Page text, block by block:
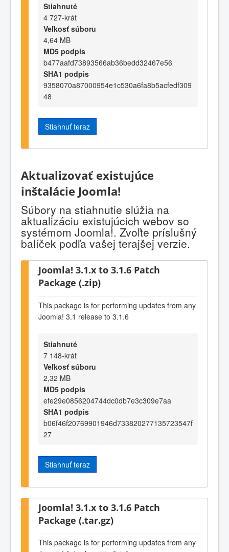
Stiahnuté
4 727-krát
Veľkosť súboru
4,64 MB
MD5 podpis
b477aafd73893566ab36bedd32467e56
SHA1 podpis
9358070a87000954e1c530a6fa8b5acfedf309
48
Stiahnuť teraz
Aktualizovať existujúce
inštalácie Joomla!
Súbory na stiahnutie slúžia na
aktualizáciu existujúcich webov so
systémom Joomla!. Zvoľte príslušný
balíček podľa vašej terajšej verzie.
Joomla! 3.1.x to 3.1.6 Patch
Package (.zip)
This package is for performing updates from any
Joomla! 3.1 release to 3.1.6
Stiahnuté
7 148-krát
Veľkosť súboru
2,32 MB
MD5 podpis
efe29e0856204744dc0db7e3c309e7aa
SHA1 podpis
b06f46f20769901946d733820277135723547f
27
Stiahnuť teraz
Joomla! 3.1.x to 3.1.6 Patch
Package (.tar.gz)
This package is for performing updates from any